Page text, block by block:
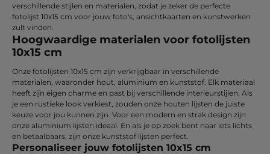
verschillende stijlen en materialen, zodat je zeker de perfecte
fotolijst 10x15 cm voor jouw foto's, ansichtkaarten en kunstwerken
zult vinden.
Hoogwaardige materialen voor fotolijsten
10x15 cm
Onze fotolijsten 10x15 cm zijn verkrijgbaar in verschillende
materialen, waaronder hout, aluminium en kunststof. Elk materiaal
heeft zijn eigen charme en past bij verschillende interieurstijlen. Als
je een rustieke look verkiest, zouden onze houten lijsten de juiste
keuze voor jou kunnen zijn. Voor een modern en strak design zijn
onze aluminium lijsten ideaal. En als je op zoek bent naar iets lichts
en betaalbaars, zijn onze kunststof lijsten perfect.
Personaliseer jouw fotolijsten 10x15 cm